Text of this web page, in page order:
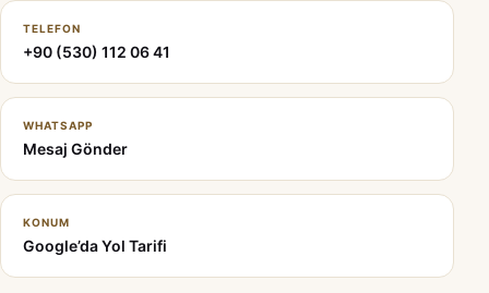
TELEFON
+90 (530) 112 06 41
WHATSAPP
Mesaj Gönder
KONUM
Google’da Yol Tarifi